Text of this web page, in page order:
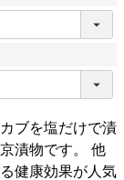
ブを塩だけで漬
漬物です。 他
健康効果が人気